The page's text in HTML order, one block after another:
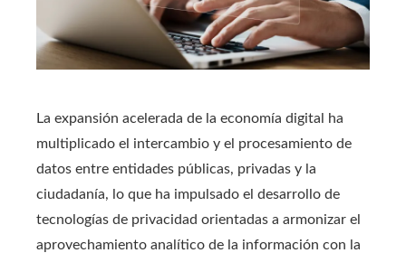
La expansión acelerada de la economía digital ha
multiplicado el intercambio y el procesamiento de
datos entre entidades públicas, privadas y la
ciudadanía, lo que ha impulsado el desarrollo de
tecnologías de privacidad orientadas a armonizar el
aprovechamiento analítico de la información con la